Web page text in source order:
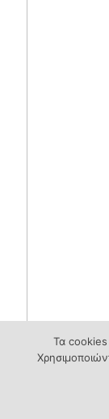
Τα cookies